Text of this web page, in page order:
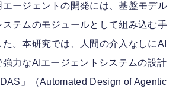
ージェントの開発には、基盤モデル
ステムのモジュールとして組み込む手
。本研究では、人間の介入なしにAI
力なAIエージェントシステムの設計
」（Automated Design of Agentic